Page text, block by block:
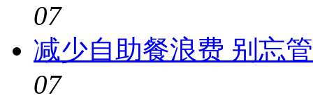
07
减少自助餐浪费 别忘
07